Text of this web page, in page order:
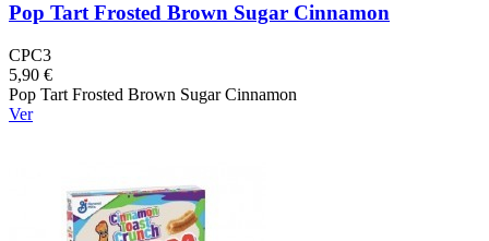
Pop Tart Frosted Brown Sugar Cinnamon
CPC3
5,90 €
Pop Tart Frosted Brown Sugar Cinnamon
Ver